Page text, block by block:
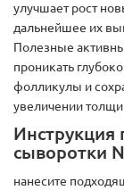
улучшает рост
дальнейшее их
Полезные
проникать
фолликулы и
увеличении
Инструкция
сыворотки
нанесите